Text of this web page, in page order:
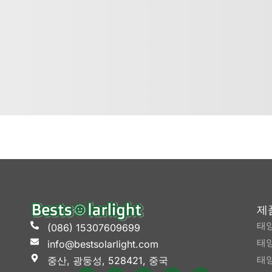
(086) 15307609699
info@bestsolarlight.com
중산, 광둥성, 528421, 중국
제
태
태
태